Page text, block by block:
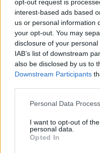
opt-out request is
interest-based ads based
us or personal information
your opt-out. You may
disclosure of your
IAB’s list of downstream
also be disclosed by us to
Downstream Participants
Personal Data
I want to opt-out of
personal data.
Opted In
„Taip pat prisideda
iki dabar išaugo
atsirado daugiau
atneš naudos. Ir
mūsų CBA (išlaidų
parodo, kad
keleivių kiekį ir